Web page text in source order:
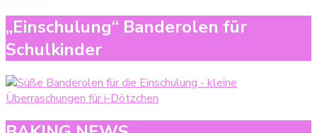
„Einschulung“ Banderolen für
Schulkinder